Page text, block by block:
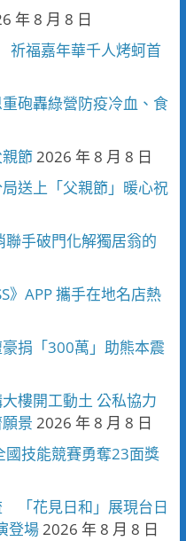
年 8 月 8 日
福嘉年華千人烤蚵首
砲轟綠營防疫冷血、食
節2026 年 8 月 8 日
送上「父親節」暖心祝
手破門化解獨居翁的
》APP 攜手在地名店熱
捐「300萬」助熊本震
樓開工動土 公私協力
景 2026 年 8 月 8 日
國技能競賽勇奪23面獎
「花見日和」展現台日
登場2026 年 8 月 8 日